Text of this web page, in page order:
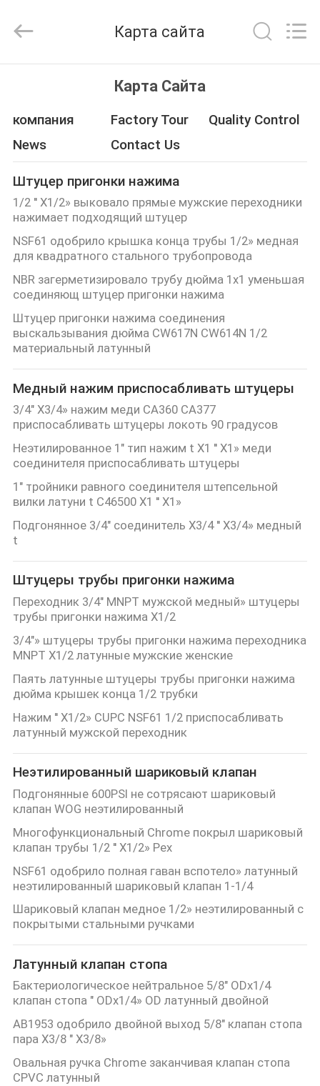
ПРОДУКТЫ
О
НАС
ПУТЕШЕСТВИЕ
ФАБРИКИ
ПРОВЕРКА
КАЧЕСТВА
СВЯЖИТЕСЬ
МЫ
НОВОСТИ
СПРОСИТЕ
ЦИТАТУ
КАРТА
САЙТА
PRIVACY
POLICY
Reserved.
Карта сайта
Карта Сайта
компания Factory Tour
Quality Control
News
Contact Us
Штуцер пригонки нажима
1/2 '' X1/2» выковало прямые мужские переходники
нажимает подходящий штуцер
NSF61 одобрило крышка конца трубы 1/2» медная
для квадратного стального трубопровода
NBR загерметизировало трубу дюйма 1x1 уменьшая
соединяющ штуцер пригонки нажима
Штуцер пригонки нажима соединения
выскальзывания дюйма CW617N CW614N 1/2
материальный латунный
Медный нажим приспосабливать штуцеры
3/4" X3/4» нажим меди CA360 CA377
приспосабливать штуцеры локоть 90 градусов
Неэтилированное 1" тип нажим t X1 '' X1» меди
соединителя приспосабливать штуцеры
1" тройники равного соединителя штепсельной
вилки латуни t C46500 X1 '' X1»
Подгонянное 3/4" соединитель X3/4 '' X3/4» медный
t
Штуцеры трубы пригонки нажима
Переходник 3/4" MNPT мужской медный» штуцеры
трубы пригонки нажима X1/2
3/4"» штуцеры трубы пригонки нажима переходника
MNPT X1/2 латунные мужские женские
Паять латунные штуцеры трубы пригонки нажима
дюйма крышек конца 1/2 трубки
Нажим '' X1/2» CUPC NSF61 1/2 приспосабливать
латунный мужской переходник
Неэтилированный шариковый клапан
Подгонянные 600PSI не сотрясают шариковый
клапан WOG неэтилированный
Многофункциональный Chrome покрыл шариковый
клапан трубы 1/2 '' X1/2» Pex
NSF61 одобрило полная гаван вспотело» латунный
неэтилированный шариковый клапан 1-1/4
Шариковый клапан медное 1/2» неэтилированный с
покрытыми стальными ручками
Латунный клапан стопа
Бактериологическое нейтральное 5/8" ODx1/4
клапан стопа " ODx1/4» OD латунный двойной
AB1953 одобрило двойной выход 5/8" клапан стопа
пара X3/8 " X3/8»
Овальная ручка Chrome заканчивая клапан стопа
CPVC латунный